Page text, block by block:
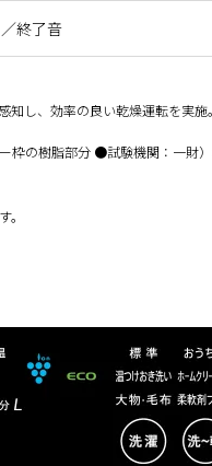
終了音
し、効率の良い乾燥運転を実施。
の樹脂部分 ●試験機関：一財